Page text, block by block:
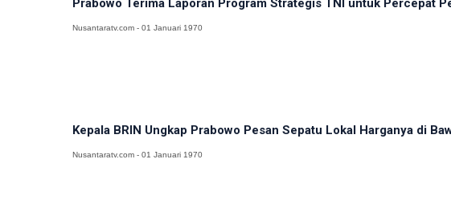
Prabowo Terima Laporan Program Strategis TNI untuk Percepat
Nusantaratv.com - 01 Januari 1970
Kepala BRIN Ungkap Prabowo Pesan Sepatu Lokal Harganya di
Nusantaratv.com - 01 Januari 1970